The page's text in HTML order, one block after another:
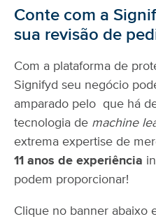
Conte com a
sua revisão de
Com a plataforma de
Signifyd seu negócio
amparado pelo que há
tecnologia de machine
extrema expertise de
11 anos de experiência
podem proporcionar!
Clique no banner abaixo